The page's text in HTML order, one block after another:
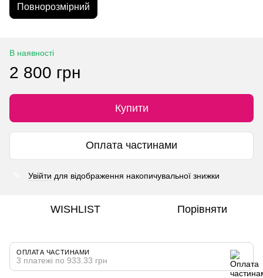
Повнорозмірний
В наявності
2 800 грн
Купити
Оплата частинами
Увійти для відображення накопичувальної знижки
WISHLIST Порівняти
ОПЛАТА ЧАСТИНАМИ
3 платежі по 933.33 грн